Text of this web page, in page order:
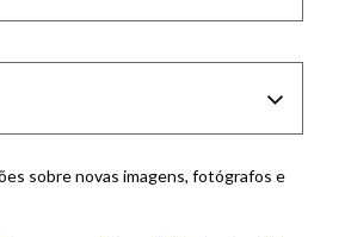
sobre novas imagens, fotógrafos e